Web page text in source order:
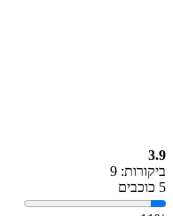
3.9
ביקורות: 9
5 כוכבים